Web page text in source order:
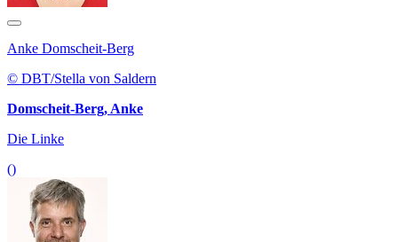
Anke Domscheit-Berg
© DBT/Stella von Saldern
Domscheit-Berg, Anke
Die Linke
()